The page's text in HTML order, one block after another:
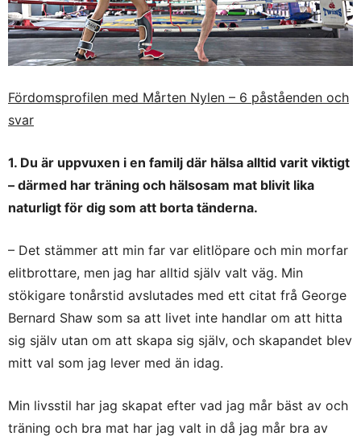
Fördomsprofilen med Mårten Nylen – 6 påståenden och
svar
1. Du är uppvuxen i en familj där hälsa alltid varit viktigt
– därmed har träning och hälsosam mat blivit lika
naturligt för dig som att borta tänderna.
– Det stämmer att min far var elitlöpare och min morfar
elitbrottare, men jag har alltid själv valt väg. Min
stökigare tonårstid avslutades med ett citat frå George
Bernard Shaw som sa att livet inte handlar om att hitta
sig själv utan om att skapa sig själv, och skapandet blev
mitt val som jag lever med än idag.
Min livsstil har jag skapat efter vad jag mår bäst av och
träning och bra mat har jag valt in då jag mår bra av